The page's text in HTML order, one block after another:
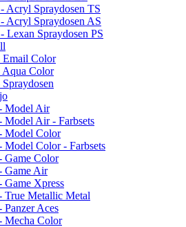
Acryl Spraydosen TS
Acryl Spraydosen AS
Lexan Spraydosen PS
Email Color
Aqua Color
Model Air
Model Air - Farbsets
Model Color
Model Color - Farbsets
Game Color
Game Air
Game Xpress
True Metallic Metal
Panzer Aces
Mecha Color